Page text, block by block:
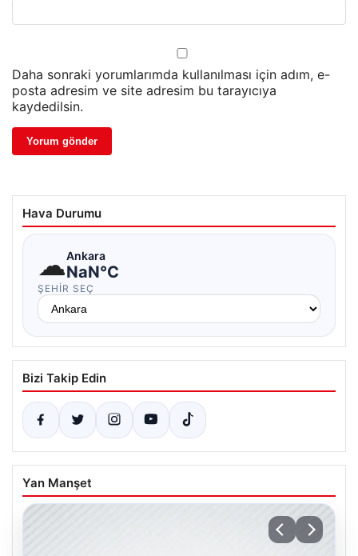
Daha sonraki yorumlarımda kullanılması için adım, e-
posta adresim ve site adresim bu tarayıcıya
kaydedilsin.
Hava Durumu
☁Ankara
NaN°C
ŞEHIR SEÇ
Bizi Takip Edin
Yan Manşet